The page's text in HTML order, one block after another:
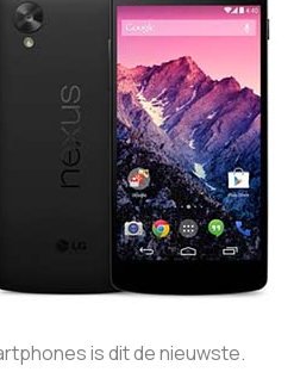
is dit de nieuwste.